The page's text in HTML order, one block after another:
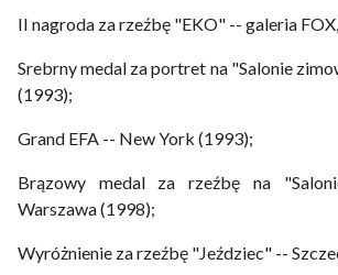
II nagroda za rzeźbę "EKO" -- galeria
Srebrny medal za portret na "Salonie
(1993);
Grand EFA -- New York (1993);
Brązowy medal za rzeźbę na
Warszawa (1998);
Wyróżnienie za rzeźbę "Jeździec" --